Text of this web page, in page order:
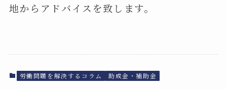
地からアドバイスを致します。
労働問題を解決するコラム 助成金・補助金